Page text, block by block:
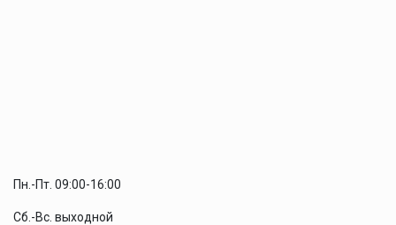
Пн.-Пт. 09:00-16:00
Сб.-Вс. выходной